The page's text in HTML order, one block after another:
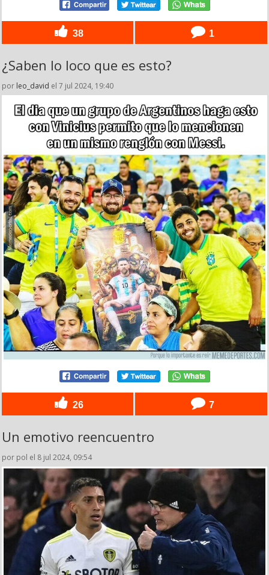
38 1
¿Saben lo loco que es esto?
por leo_david el 7 jul 2024, 19:40
26 7
Un emotivo reencuentro
por pol el 8 jul 2024, 09:54